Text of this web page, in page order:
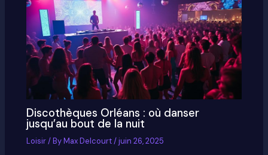
Discothèques Orléans : où danser
jusqu’au bout de la nuit
Loisir/ ByMax Delcourt/juin 26, 2025